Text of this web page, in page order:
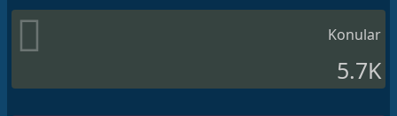
Konular
5.7K